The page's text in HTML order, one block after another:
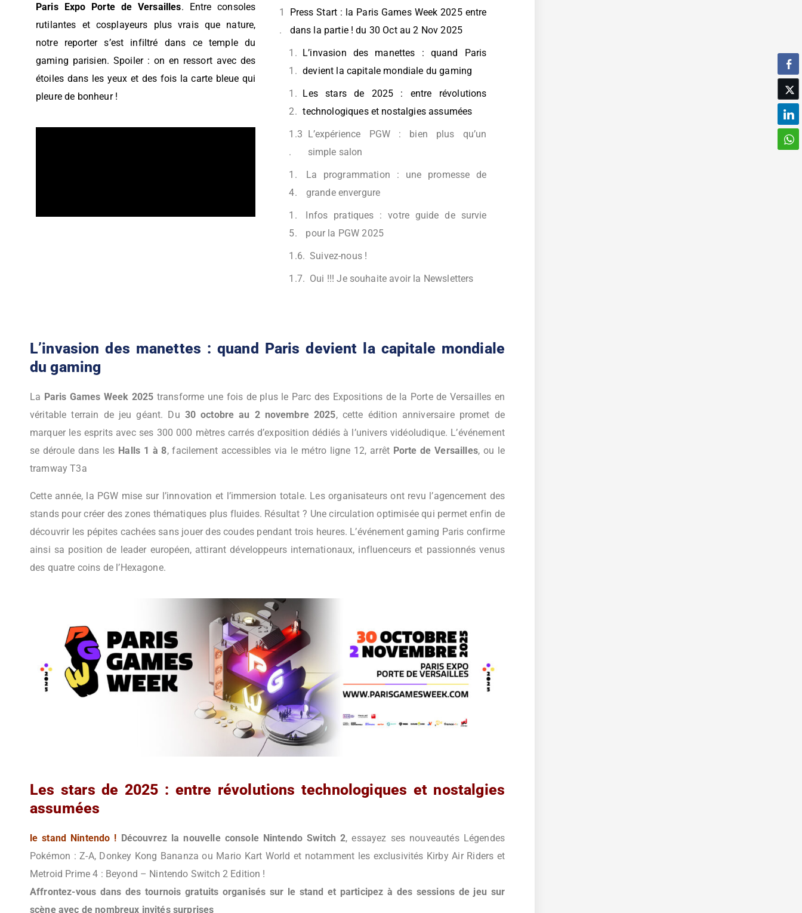
Paris Expo Porte de Versailles. Entre consoles
rutilantes et cosplayeurs plus vrais que nature,
notre reporter s’est infiltré dans ce temple du
gaming parisien. Spoiler : on en ressort avec des
étoiles dans les yeux et des fois la carte bleue qui
pleure de bonheur !
Press Start : la Paris Games Week 2025 entre
dans la partie ! du 30 Oct au 2 Nov 2025
L’invasion des manettes : quand Paris
devient la capitale mondiale du gaming
Les stars de 2025 : entre révolutions
technologiques et nostalgies assumées
L’expérience PGW : bien plus qu’un
simple salon
La programmation : une promesse de
grande envergure
Infos pratiques : votre guide de survie
pour la PGW 2025
Suivez-nous !
Oui !!! Je souhaite avoir la Newsletters
L’invasion des manettes : quand Paris devient la capitale mondiale
du gaming
La Paris Games Week 2025 transforme une fois de plus le Parc des Expositions de la Porte de Versailles en
véritable terrain de jeu géant. Du 30 octobre au 2 novembre 2025, cette édition anniversaire promet de
marquer les esprits avec ses 300 000 mètres carrés d’exposition dédiés à l’univers vidéoludique. L’événement
se déroule dans les Halls 1 à 8, facilement accessibles via le métro ligne 12, arrêt Porte de Versailles, ou le
tramway T3a
Cette année, la PGW mise sur l’innovation et l’immersion totale. Les organisateurs ont revu l’agencement des
stands pour créer des zones thématiques plus fluides. Résultat ? Une circulation optimisée qui permet enfin de
découvrir les pépites cachées sans jouer des coudes pendant trois heures. L’événement gaming Paris confirme
ainsi sa position de leader européen, attirant développeurs internationaux, influenceurs et passionnés venus
des quatre coins de l’Hexagone.
Les stars de 2025 : entre révolutions technologiques et nostalgies
assumées
le stand Nintendo ! Découvrez la nouvelle console Nintendo Switch 2, essayez ses nouveautés Légendes
Pokémon : Z-A, Donkey Kong Bananza ou Mario Kart World et notamment les exclusivités Kirby Air Riders et
Metroid Prime 4 : Beyond – Nintendo Switch 2 Edition !
Affrontez-vous dans des tournois gratuits organisés sur le stand et participez à des sessions de jeu sur
scène avec de nombreux invités surprises